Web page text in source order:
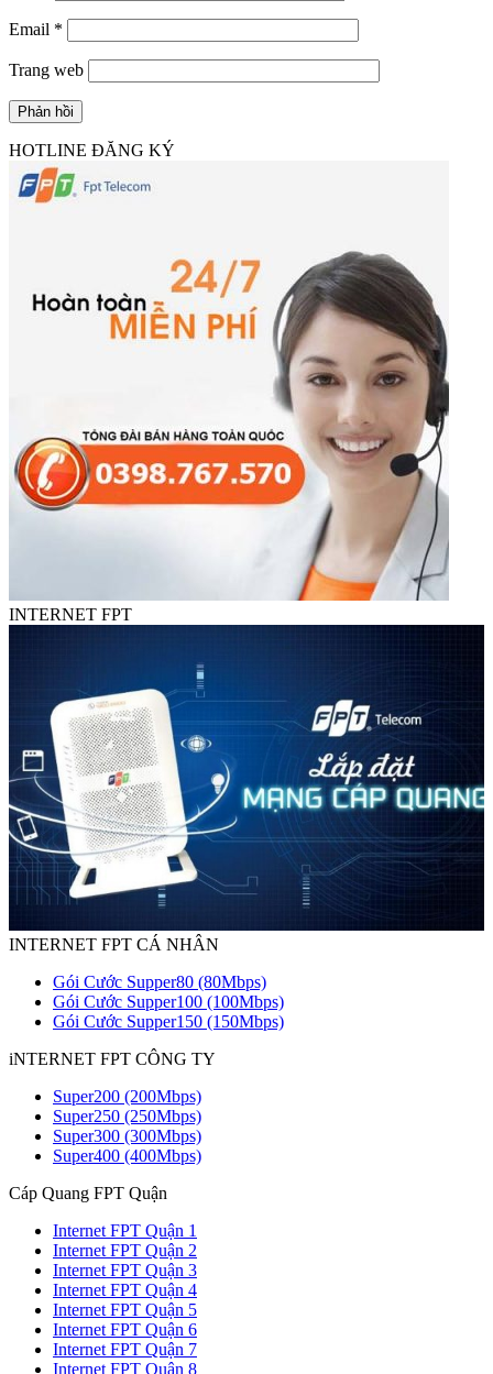
Email *
Trang web
HOTLINE ĐĂNG KÝ
INTERNET FPT
INTERNET FPT CÁ NHÂN
Gói Cước Supper80 (80Mbps)
Gói Cước Supper100 (100Mbps)
Gói Cước Supper150 (150Mbps)
iNTERNET FPT CÔNG TY
Super200 (200Mbps)
Super250 (250Mbps)
Super300 (300Mbps)
Super400 (400Mbps)
Cáp Quang FPT Quận
Internet FPT Quận 1
Internet FPT Quận 2
Internet FPT Quận 3
Internet FPT Quận 4
Internet FPT Quận 5
Internet FPT Quận 6
Internet FPT Quận 7
Internet FPT Quận 8